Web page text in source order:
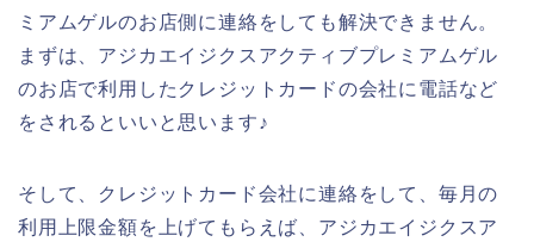
ミアムゲルのお店側に連絡をしても解決できません。
まずは、アジカエイジクスアクティブプレミアムゲル
のお店で利用したクレジットカードの会社に電話など
をされるといいと思います♪
そして、クレジットカード会社に連絡をして、毎月の
利用上限金額を上げてもらえば、アジカエイジクスア